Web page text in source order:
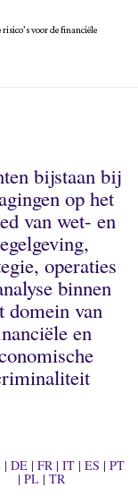
voor de financiële
bijstaan bij
op het
van wet- en
operaties
binnen
domein van
en
|DE |FR |IT |ES |PT
| PL| TR